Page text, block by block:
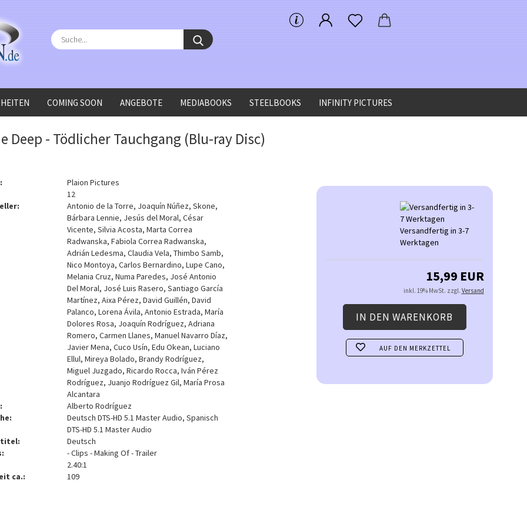
Suche...
COMING SOON ANGEBOTE MEDIABOOKS STEELBOOKS INFINITY PICTURES
Deep - Tödlicher Tauchgang (Blu-ray Disc)
Plaion Pictures
12
Antonio de la Torre, Joaquín Núñez, Skone,
Bárbara Lennie, Jesús del Moral, César
Vicente, Silvia Acosta, Marta Correa
Radwanska, Fabiola Correa Radwanska,
Adrián Ledesma, Claudia Vela, Thimbo Samb,
Nico Montoya, Carlos Bernardino, Lupe Cano,
Melania Cruz, Numa Paredes, José Antonio
Del Moral, José Luis Rasero, Santiago García
Martínez, Aixa Pérez, David Guillén, David
Palanco, Lorena Ávila, Antonio Estrada, María
Dolores Rosa, Joaquín Rodríguez, Adriana
Romero, Carmen Llanes, Manuel Navarro Díaz,
Javier Mena, Cuco Usín, Edu Okean, Luciano
Ellul, Mireya Bolado, Brandy Rodríguez,
Miguel Juzgado, Ricardo Rocca, Iván Pérez
Rodríguez, Juanjo Rodríguez Gil, María Prosa
Alcantara
Alberto Rodríguez
Deutsch DTS-HD 5.1 Master Audio, Spanisch
DTS-HD 5.1 Master Audio
Deutsch
- Clips - Making Of - Trailer
2.40:1
ca.:
109
Versandfertig in 3-7
Werktagen
15,99 EUR
inkl. 19% MwSt. zzgl. Versand
AUF DEN MERKZETTEL